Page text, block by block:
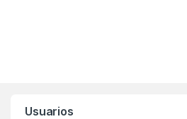
Usuarios